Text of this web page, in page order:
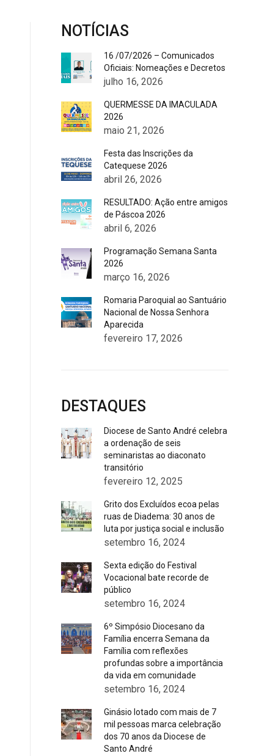
NOTÍCIAS
16 /07/2026 – Comunicados
Oficiais: Nomeações e Decretos
julho 16, 2026
QUERMESSE DA IMACULADA
2026
maio 21, 2026
Festa das Inscrições da
Catequese 2026
abril 26, 2026
RESULTADO: Ação entre amigos
de Páscoa 2026
abril 6, 2026
Programação Semana Santa
2026
março 16, 2026
Romaria Paroquial ao Santuário
Nacional de Nossa Senhora
Aparecida
fevereiro 17, 2026
DESTAQUES
Diocese de Santo André celebra
a ordenação de seis
seminaristas ao diaconato
transitório
fevereiro 12, 2025
Grito dos Excluídos ecoa pelas
ruas de Diadema: 30 anos de
luta por justiça social e inclusão
setembro 16, 2024
Sexta edição do Festival
Vocacional bate recorde de
público
setembro 16, 2024
6º Simpósio Diocesano da
Família encerra Semana da
Família com reflexões
profundas sobre a importância
da vida em comunidade
setembro 16, 2024
Ginásio lotado com mais de 7
mil pessoas marca celebração
dos 70 anos da Diocese de
Santo André